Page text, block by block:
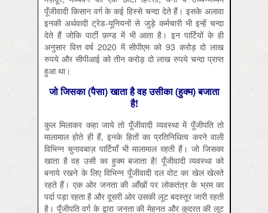
पूँजीवादी किसान वर्ग के कई हिस्से चन्दा देते हैं। इसके अलावा
इनकी अर्थवादी ट्रेड-यूनियनों से जुड़े कर्मचारी भी इन्हें चन्दा
देते हैं जोकि पार्टी फ़ण्ड में भी आता है। इन पार्टियों के ही
अनुसार वित्त वर्ष 2020 में सीपीएम को 93 करोड़ दो लाख
रुपये और सीपीआई को तीन करोड़ दो लाख रुपये चन्दा प्राप्त
हुआ था।
जो जिसका (पैसा) खाता है वह उसीका (हुक्म) बजाता
है!
कुल मिलाकर कहा जाये तो पूँजीवादी व्यवस्था में पूँजीपति तो
मालामाल होते ही हैं, इनके हितों का प्रतिनिधित्व करने वाली
विभिन्न चुनावबाज़ पार्टियाँ भी मालामाल रहती हैं। जो जिसका
खाता है वह उसी का हुक्म बजाता है! पूँजीवादी व्यवस्था को
बनाये रखने के लिए विभिन्न पूँजीवादी दल वोट का खेल खेलते
रहते हैं। एक ओर जनता की आँखों पर लोकतंत्र के भ्रम का
पर्दा पड़ा रहता है और दूसरी ओर उसकी लूट बदस्तूर जारी रहती
है। पूँजीपति वर्ग के द्वारा जनता की मेहनत और कुदरत की लूट